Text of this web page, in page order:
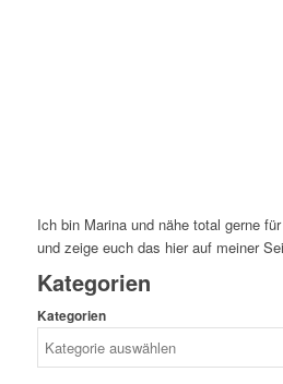
Ich bin Marina und nähe total gerne
und zeige euch das hier auf meiner
Kategorien
Kategorien